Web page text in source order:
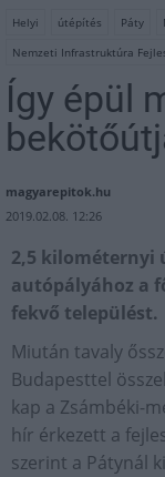
Helyi útépítés Páty
Nemzeti Infrastruktúra
Így épül
magyarepitok.hu
2019.02.08. 12:26
2,5 kilométernyi
autópályához a
fekvő települést.
Miután tavaly
Budapesttel
kap a Zsámbéki-
hír érkezett a
szerint a Pátynál